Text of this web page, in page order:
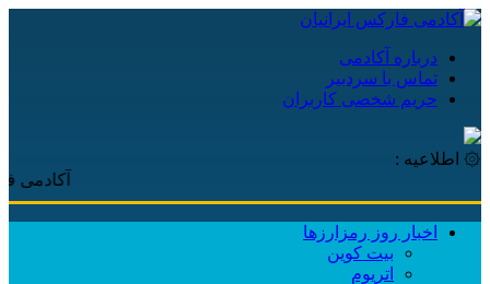
درباره آکادمی
تماس با سردبیر
حریم شخصی کاربران
۞ اطلاعیه :
آکادمی فارکس
اخبار روز رمزارزها
بیت کوین
اتریوم